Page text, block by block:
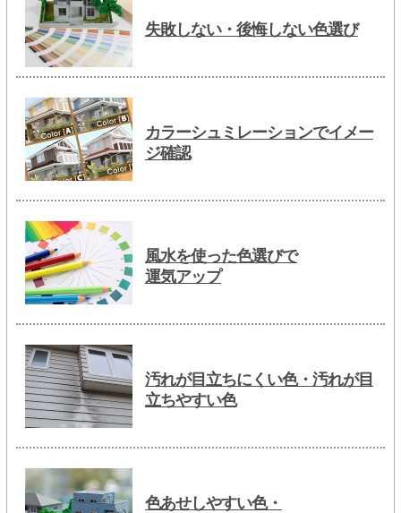
失敗しない・後悔しない色選び
カラーシュミレーションでイメー
ジ確認
風水を使った色選びで
運気アップ
汚れが目立ちにくい色・汚れが目
立ちやすい色
色あせしやすい色・